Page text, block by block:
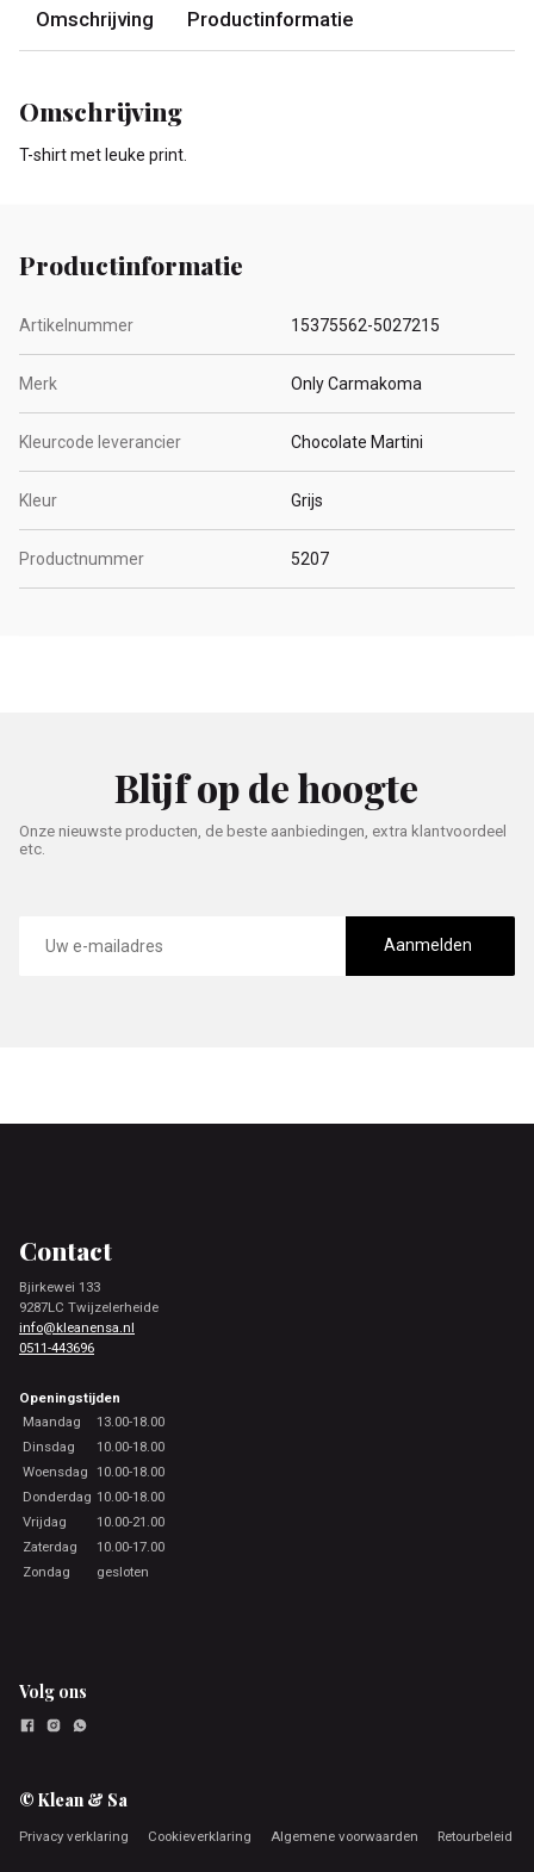
Omschrijving Productinformatie
Omschrijving
T-shirt met leuke print.
Productinformatie
Artikelnummer 15375562-5027215
Merk Only Carmakoma
Kleurcode leverancier Chocolate Martini
Kleur Grijs
Productnummer 5207
Blijf op de hoogte
Onze nieuwste producten, de beste aanbiedingen, extra klantvoordeel
etc.
mailadres
Aanmelden
Contact
Bjirkewei 133
9287LC Twijzelerheide
info@kleanensa.nl
0511-443696
Openingstijden
Maandag
13.00-18.00
Dinsdag
10.00-18.00
Woensdag 10.00-18.00
Donderdag 10.00-18.00
Vrijdag
10.00-21.00
Zaterdag
10.00-17.00
Zondag
gesloten
Volg ons
© Klean & Sa
Privacy verklaring Cookieverklaring Algemene voorwaarden Retourbeleid